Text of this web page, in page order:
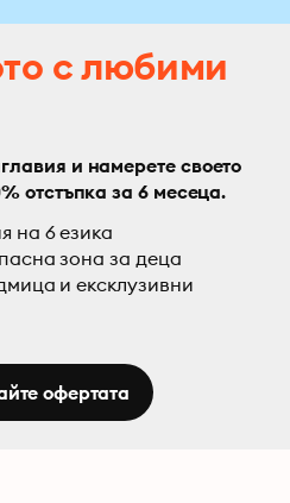
с любими
и намерете своето
отстъпка за 6 месеца.
на 6 езика
зона за деца
и ексклузивни
офертата